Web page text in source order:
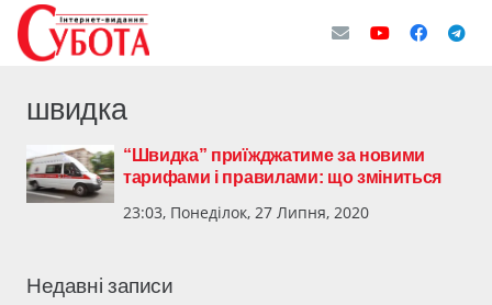
швидка
“Швидка” приїжджатиме за новими
тарифами і правилами: що зміниться
23:03, Понеділок, 27 Липня, 2020
Недавні записи